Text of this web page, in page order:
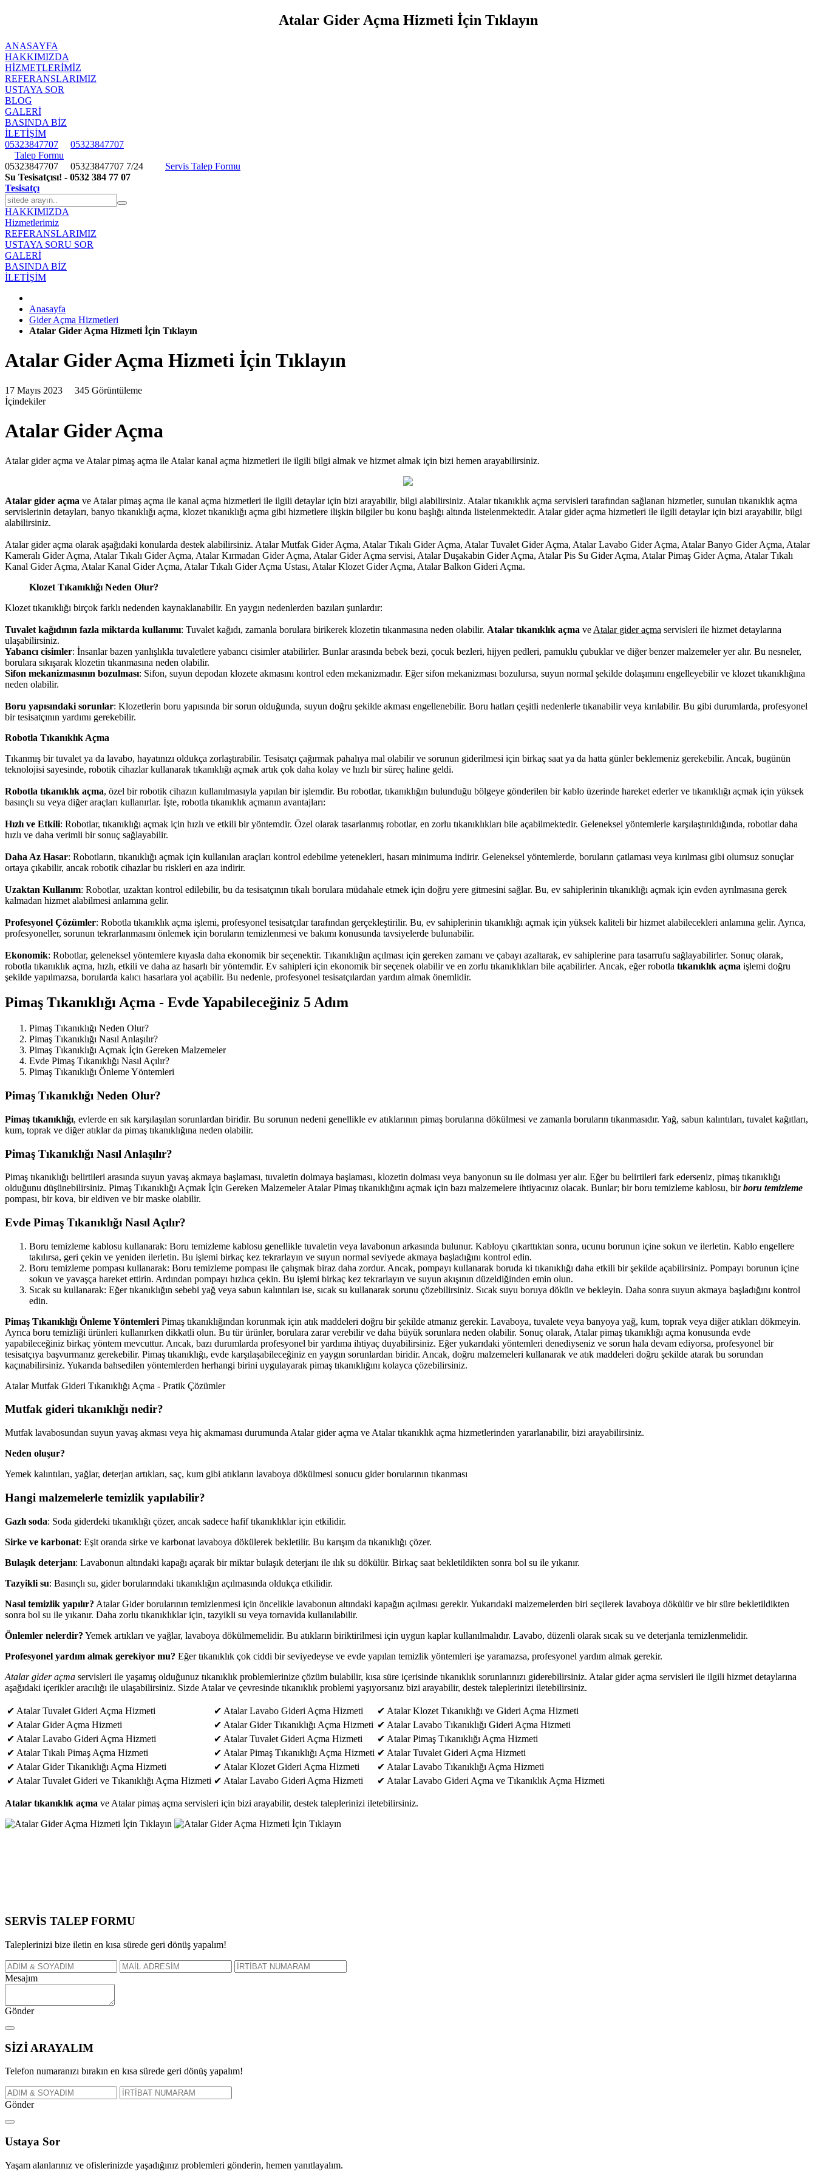
Atalar Gider Açma Hizmeti İçin Tıklayın
ANASAYFA
HAKKIMIZDA
HIZMETLERIMIZ
REFERANSLARIMIZ
USTAYA SOR
BLOG
GALERİ
BASINDA BİZ
İLETİŞİM
05323847707
05323847707
Talep Formu
05323847707 05323847707 7/24
Servis Talep Formu
Su Tesisatçısı! - 0532 384 77 07
Tesisatçı
HAKKIMIZDA
Hizmetlerimiz
REFERANSLARIMIZ
USTAYA SORU SOR
GALERİ
BASINDA BİZ
İLETİŞİM
Anasayfa
Gider Açma Hizmetleri
Atalar Gider Açma Hizmeti İçin Tıklayın
Atalar Gider Açma Hizmeti İçin Tıklayın
17 Mayıs 2023 345 Görüntüleme
İçindekiler
Atalar Gider Açma
Atalar gider açma ve Atalar pimaş açma ile Atalar kanal açma hizmetleri ile ilgili bilgi almak ve hizmet almak için bizi hemen arayabilirsiniz.
Atalar gider açma ve Atalar pimaş açma ile kanal açma hizmetleri ile ilgili detaylar için bizi arayabilir, bilgi alabilirsiniz. Atalar tıkanıklık açma servisleri tarafından sağlanan hizmetler, sunulan tıkanıklık açma
servislerinin detayları, banyo tıkanıklığı açma, klozet tıkanıklığı açma gibi hizmetlere ilişkin bilgiler bu konu başlığı altında listelenmektedir. Atalar gider açma hizmetleri ile ilgili detaylar için bizi arayabilir, bilgi
alabilirsiniz.
Atalar gider açma olarak aşağıdaki konularda destek alabilirsiniz. Atalar Mutfak Gider Açma, Atalar Tıkalı Gider Açma, Atalar Tuvalet Gider Açma, Atalar Lavabo Gider Açma, Atalar Banyo Gider Açma, Atalar
Kameralı Gider Açma, Atalar Tıkalı Gider Açma, Atalar Kırmadan Gider Açma, Atalar Gider Açma servisi, Atalar Duşakabin Gider Açma, Atalar Pis Su Gider Açma, Atalar Pimaş Gider Açma, Atalar Tıkalı
Kanal Gider Açma, Atalar Kanal Gider Açma, Atalar Tıkalı Gider Açma Ustası, Atalar Klozet Gider Açma, Atalar Balkon Gideri Açma.
Klozet Tıkanıklığı Neden Olur?
Klozet tıkanıklığı birçok farklı nedenden kaynaklanabilir. En yaygın nedenlerden bazıları şunlardır:
Tuvalet kağıdının fazla miktarda kullanımı: Tuvalet kağıdı, zamanla borulara birikerek klozetin tıkanmasına neden olabilir. Atalar tıkanıklık açma ve Atalar gider açma servisleri ile hizmet detaylarına
ulaşabilirsiniz.
Yabancı cisimler: İnsanlar bazen yanlışlıkla tuvaletlere yabancı cisimler atabilirler. Bunlar arasında bebek bezi, çocuk bezleri, hijyen pedleri, pamuklu çubuklar ve diğer benzer malzemeler yer alır. Bu nesneler,
borulara sıkışarak klozetin tıkanmasına neden olabilir.
Sifon mekanizmasının bozulması: Sifon, suyun depodan klozete akmasını kontrol eden mekanizmadır. Eğer sifon mekanizması bozulursa, suyun normal şekilde dolaşımını engelleyebilir ve klozet tıkanıklığına
neden olabilir.
Boru yapısındaki sorunlar: Klozetlerin boru yapısında bir sorun olduğunda, suyun doğru şekilde akması engellenebilir. Boru hatları çeşitli nedenlerle tıkanabilir veya kırılabilir. Bu gibi durumlarda, profesyonel
bir tesisatçının yardımı gerekebilir.
Robotla Tıkanıklık Açma
Tıkanmış bir tuvalet ya da lavabo, hayatınızı oldukça zorlaştırabilir. Tesisatçı çağırmak pahalıya mal olabilir ve sorunun giderilmesi için birkaç saat ya da hatta günler beklemeniz gerekebilir. Ancak, bugünün
teknolojisi sayesinde, robotik cihazlar kullanarak tıkanıklığı açmak artık çok daha kolay ve hızlı bir süreç haline geldi.
Robotla tıkanıklık açma, özel bir robotik cihazın kullanılmasıyla yapılan bir işlemdir. Bu robotlar, tıkanıklığın bulunduğu bölgeye gönderilen bir kablo üzerinde hareket ederler ve tıkanıklığı açmak için yüksek
basınçlı su veya diğer araçları kullanırlar. İşte, robotla tıkanıklık açmanın avantajları:
Hızlı ve Etkili: Robotlar, tıkanıklığı açmak için hızlı ve etkili bir yöntemdir. Özel olarak tasarlanmış robotlar, en zorlu tıkanıklıkları bile açabilmektedir. Geleneksel yöntemlerle karşılaştırıldığında, robotlar daha
hızlı ve daha verimli bir sonuç sağlayabilir.
Daha Az Hasar: Robotların, tıkanıklığı açmak için kullanılan araçları kontrol edebilme yetenekleri, hasarı minimuma indirir. Geleneksel yöntemlerde, boruların çatlaması veya kırılması gibi olumsuz sonuçlar
ortaya çıkabilir, ancak robotik cihazlar bu riskleri en aza indirir.
Uzaktan Kullanım: Robotlar, uzaktan kontrol edilebilir, bu da tesisatçının tıkalı borulara müdahale etmek için doğru yere gitmesini sağlar. Bu, ev sahiplerinin tıkanıklığı açmak için evden ayrılmasına gerek
kalmadan hizmet alabilmesi anlamına gelir.
Profesyonel Çözümler: Robotla tıkanıklık açma işlemi, profesyonel tesisatçılar tarafından gerçekleştirilir. Bu, ev sahiplerinin tıkanıklığı açmak için yüksek kaliteli bir hizmet alabilecekleri anlamına gelir. Ayrıca,
profesyoneller, sorunun tekrarlanmasını önlemek için boruların temizlenmesi ve bakımı konusunda tavsiyelerde bulunabilir.
Ekonomik: Robotlar, geleneksel yöntemlere kıyasla daha ekonomik bir seçenektir. Tıkanıklığın açılması için gereken zamanı ve çabayı azaltarak, ev sahiplerine para tasarrufu sağlayabilirler. Sonuç olarak,
robotla tıkanıklık açma, hızlı, etkili ve daha az hasarlı bir yöntemdir. Ev sahipleri için ekonomik bir seçenek olabilir ve en zorlu tıkanıklıkları bile açabilirler. Ancak, eğer robotla tıkanıklık açma işlemi doğru
şekilde yapılmazsa, borularda kalıcı hasarlara yol açabilir. Bu nedenle, profesyonel tesisatçılardan yardım almak önemlidir.
Pimaş Tıkanıklığı Açma - Evde Yapabileceğiniz 5 Adım
Pimaş Tıkanıklığı Neden Olur?
Pimaş Tıkanıklığı Nasıl Anlaşılır?
Pimaş Tıkanıklığı Açmak İçin Gereken Malzemeler
Evde Pimaş Tıkanıklığı Nasıl Açılır?
Pimaş Tıkanıklığı Önleme Yöntemleri
Pimaş Tıkanıklığı Neden Olur?
Pimaş tıkanıklığı, evlerde en sık karşılaşılan sorunlardan biridir. Bu sorunun nedeni genellikle ev atıklarının pimaş borularına dökülmesi ve zamanla boruların tıkanmasıdır. Yağ, sabun kalıntıları, tuvalet kağıtları,
kum, toprak ve diğer atıklar da pimaş tıkanıklığına neden olabilir.
Pimaş Tıkanıklığı Nasıl Anlaşılır?
Pimaş tıkanıklığı belirtileri arasında suyun yavaş akmaya başlaması, tuvaletin dolmaya başlaması, klozetin dolması veya banyonun su ile dolması yer alır. Eğer bu belirtileri fark ederseniz, pimaş tıkanıklığı
olduğunu düşünebilirsiniz. Pimaş Tıkanıklığı Açmak İçin Gereken Malzemeler Atalar Pimaş tıkanıklığını açmak için bazı malzemelere ihtiyacınız olacak. Bunlar; bir boru temizleme kablosu, birboru temizleme
pompası, bir kova, bir eldiven ve bir maske olabilir.
Evde Pimaş Tıkanıklığı Nasıl Açılır?
Boru temizleme kablosu kullanarak: Boru temizleme kablosu genellikle tuvaletin veya lavabonun arkasında bulunur. Kabloyu çıkarttıktan sonra, ucunu borunun içine sokun ve ilerletin. Kablo engellere
takılırsa, geri çekin ve yeniden ilerletin. Bu işlemi birkaç kez tekrarlayın ve suyun normal seviyede akmaya başladığını kontrol edin.
Boru temizleme pompası kullanarak: Boru temizleme pompası ile çalışmak biraz daha zordur. Ancak, pompayı kullanarak boruda ki tıkanıklığı daha etkili bir şekilde açabilirsiniz. Pompayı borunun içine
sokun ve yavaşça hareket ettirin. Ardından pompayı hızlıca çekin. Bu işlemi birkaç kez tekrarlayın ve suyun akışının düzeldiğinden emin olun.
Sıcak su kullanarak: Eğer tıkanıklığın sebebi yağ veya sabun kalıntıları ise, sıcak su kullanarak sorunu çözebilirsiniz. Sıcak suyu boruya dökün ve bekleyin. Daha sonra suyun akmaya başladığını kontrol
edin.
Pimaş Tıkanıklığı Önleme Yöntemleri Pimaş tıkanıklığından korunmak için atık maddeleri doğru bir şekilde atmanız gerekir. Lavaboya, tuvalete veya banyoya yağ, kum, toprak veya diğer atıkları dökmeyin.
Ayrıca boru temizliği ürünleri kullanırken dikkatli olun. Bu tür ürünler, borulara zarar verebilir ve daha büyük sorunlara neden olabilir. Sonuç olarak, Atalar pimaş tıkanıklığı açma konusunda evde
yapabileceğiniz birkaç yöntem mevcuttur. Ancak, bazı durumlarda profesyonel bir yardıma ihtiyaç duyabilirsiniz. Eğer yukarıdaki yöntemleri denediyseniz ve sorun hala devam ediyorsa, profesyonel bir
tesisatçıya başvurmanız gerekebilir. Pimaş tıkanıklığı, evde karşılaşabileceğiniz en yaygın sorunlardan biridir. Ancak, doğru malzemeleri kullanarak ve atık maddeleri doğru şekilde atarak bu sorundan
kaçınabilirsiniz. Yukarıda bahsedilen yöntemlerden herhangi birini uygulayarak pimaş tıkanıklığını kolayca çözebilirsiniz.
Atalar Mutfak Gideri Tıkanıklığı Açma - Pratik Çözümler
Mutfak gideri tıkanıklığı nedir?
Mutfak lavabosundan suyun yavaş akması veya hiç akmaması durumunda Atalar gider açma ve Atalar tıkanıklık açma hizmetlerinden yararlanabilir, bizi arayabilirsiniz.
Neden oluşur?
Yemek kalıntıları, yağlar, deterjan artıkları, saç, kum gibi atıkların lavaboya dökülmesi sonucu gider borularının tıkanması
Hangi malzemelerle temizlik yapılabilir?
Gazlı soda: Soda giderdeki tıkanıklığı çözer, ancak sadece hafif tıkanıklıklar için etkilidir.
Sirke ve karbonat: Eşit oranda sirke ve karbonat lavaboya dökülerek bekletilir. Bu karışım da tıkanıklığı çözer.
Bulaşık deterjanı: Lavabonun altındaki kapağı açarak bir miktar bulaşık deterjanı ile ılık su dökülür. Birkaç saat bekletildikten sonra bol su ile yıkanır.
Tazyikli su: Basınçlı su, gider borularındaki tıkanıklığın açılmasında oldukça etkilidir.
Nasıl temizlik yapılır? Atalar Gider borularının temizlenmesi için öncelikle lavabonun altındaki kapağın açılması gerekir. Yukarıdaki malzemelerden biri seçilerek lavaboya dökülür ve bir süre bekletildikten
sonra bol su ile yıkanır. Daha zorlu tıkanıklıklar için, tazyikli su veya tornavida kullanılabilir.
Önlemler nelerdir? Yemek artıkları ve yağlar, lavaboya dökülmemelidir. Bu atıkların biriktirilmesi için uygun kaplar kullanılmalıdır. Lavabo, düzenli olarak sıcak su ve deterjanla temizlenmelidir.
Profesyonel yardım almak gerekiyor mu? Eğer tıkanıklık çok ciddi bir seviyedeyse ve evde yapılan temizlik yöntemleri işe yaramazsa, profesyonel yardım almak gerekir.
Atalar gider açma servisleri ile yaşamış olduğunuz tıkanıklık problemlerinize çözüm bulabilir, kısa süre içerisinde tıkanıklık sorunlarınızı giderebilirsiniz. Atalar gider açma servisleri ile ilgili hizmet detaylarına
aşağıdaki içerikler aracılığı ile ulaşabilirsiniz. Sizde Atalar ve çevresinde tıkanıklık problemi yaşıyorsanız bizi arayabilir, destek taleplerinizi iletebilirsiniz.
✔ Atalar Tuvalet Gideri Açma Hizmeti ✔ Atalar Lavabo Gideri Açma Hizmeti
✔ Atalar Klozet Tıkanıklığı ve Gideri Açma Hizmeti
✔ Atalar Gider Açma Hizmeti
✔ Atalar Gider Tıkanıklığı Açma Hizmeti ✔ Atalar Lavabo Tıkanıklığı Gideri Açma Hizmeti
✔ Atalar Lavabo Gideri Açma Hizmeti
✔ Atalar Tuvalet Gideri Açma Hizmeti
✔ Atalar Pimaş Tıkanıklığı Açma Hizmeti
✔ Atalar Tıkalı Pimaş Açma Hizmeti
✔ Atalar Pimaş Tıkanıklığı Açma Hizmeti ✔ Atalar Tuvalet Gideri Açma Hizmeti
✔ Atalar Gider Tıkanıklığı Açma Hizmeti
✔ Atalar Klozet Gideri Açma Hizmeti
✔ Atalar Lavabo Tıkanıklığı Açma Hizmeti
✔ Atalar Tuvalet Gideri ve Tıkanıklığı Açma Hizmeti ✔ Atalar Lavabo Gideri Açma Hizmeti ✔ Atalar Lavabo Gideri Açma ve Tıkanıklık Açma Hizmeti
Atalar tıkanıklık açma ve Atalar pimaş açma servisleri için bizi arayabilir, destek taleplerinizi iletebilirsiniz.
SERVİS TALEP FORMU
Taleplerinizi bize iletin en kısa sürede geri dönüş yapalım!
Mesajım
Gönder
SİZİ ARAYALIM
Telefon numaranızı bırakın en kısa sürede geri dönüş yapalım!
Gönder
Ustaya Sor
Yaşam alanlarınız ve ofislerinizde yaşadığınız problemleri gönderin, hemen yanıtlayalım.